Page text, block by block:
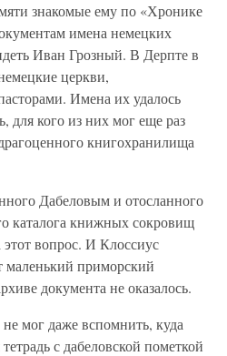
знакомые ему по «Хронике
имена немецких
Иван Грозный. В Дерпте в
церкви,
Имена их удалось
для кого из них мог еще раз
книгохранилища
Дабеловым и отосланного
каталога книжных сокровищ
вопрос. И Клоссиус
маленький приморский
документа не оказалось.
мог даже вспомнить, куда
с дабеловской пометкой